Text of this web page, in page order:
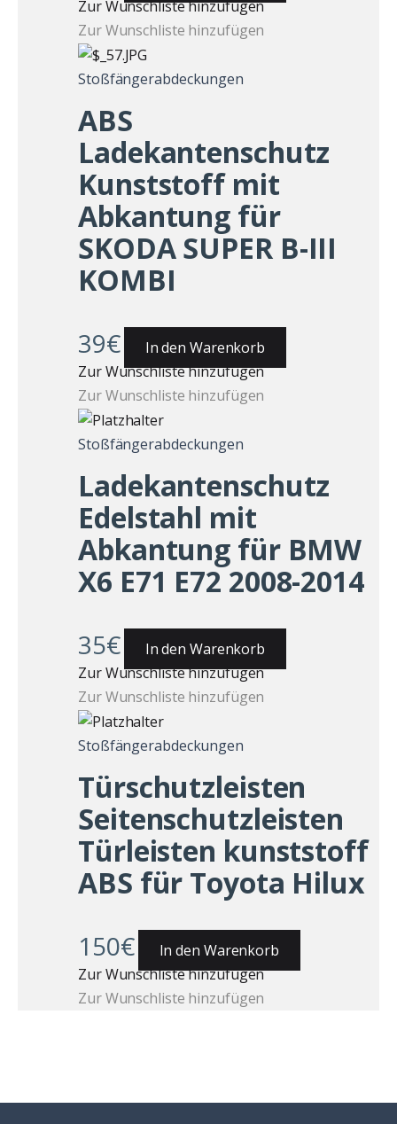
Zur Wunschliste hinzufügen
Zur Wunschliste hinzufügen
Stoßfängerabdeckungen
ABS
Ladekantenschutz
Kunststoff mit
Abkantung für
SKODA SUPER B-III
KOMBI
39€
In den Warenkorb
Zur Wunschliste hinzufügen
Zur Wunschliste hinzufügen
Stoßfängerabdeckungen
Ladekantenschutz
Edelstahl mit
Abkantung für BMW
X6 E71 E72 2008-2014
35€
In den Warenkorb
Zur Wunschliste hinzufügen
Zur Wunschliste hinzufügen
Stoßfängerabdeckungen
Türschutzleisten
Seitenschutzleisten
Türleisten kunststoff
ABS für Toyota Hilux
150€
In den Warenkorb
Zur Wunschliste hinzufügen
Zur Wunschliste hinzufügen